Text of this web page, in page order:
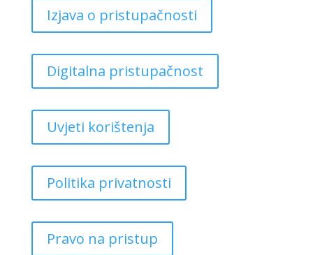
Izjava o pristupačnosti
Digitalna pristupačnost
Uvjeti korištenja
Politika privatnosti
Pravo na pristup